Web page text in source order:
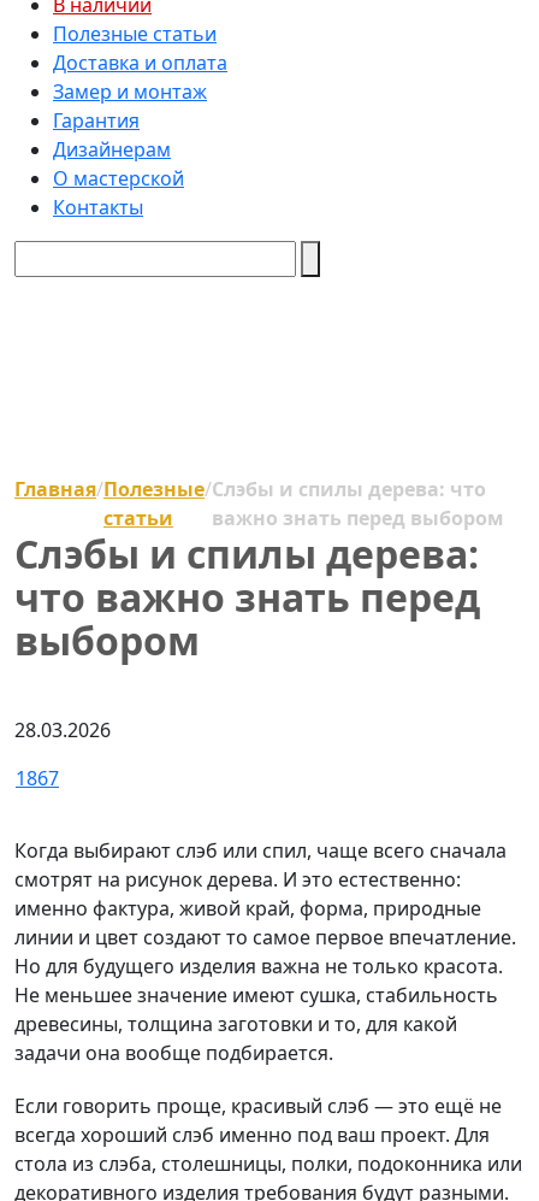
Полезные статьи
Доставка и оплата
Замер и монтаж
Гарантия
Дизайнерам
О мастерской
Контакты
Главная/Полезные
статьи
/Слэбы и спилы дерева: что
важно знать перед выбором
Слэбы и спилы дерева:
что важно знать перед
выбором
28.03.2026
1867
Когда выбирают слэб или спил, чаще всего сначала
смотрят на рисунок дерева. И это естественно:
именно фактура, живой край, форма, природные
линии и цвет создают то самое первое впечатление.
Но для будущего изделия важна не только красота.
Не меньшее значение имеют сушка, стабильность
древесины, толщина заготовки и то, для какой
задачи она вообще подбирается.
Если говорить проще, красивый слэб — это ещё не
всегда хороший слэб именно под ваш проект. Для
стола из слэба, столешницы, полки, подоконника или
декоративного изделия требования будут разными.